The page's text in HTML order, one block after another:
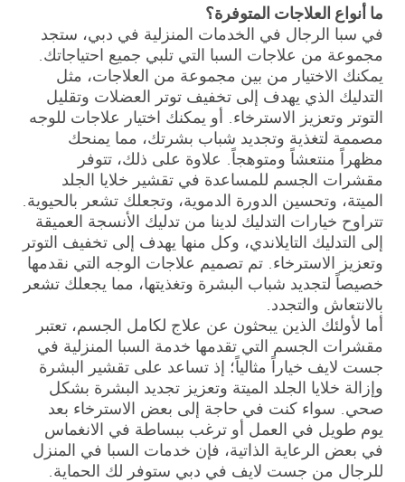
ما أنواع العلاجات المتوفرة؟
في سبا الرجال في الخدمات المنزلية في دبي، ستجد
مجموعة من علاجات السبا التي تلبي جميع احتياجاتك.
يمكنك الاختيار من بين مجموعة من العلاجات، مثل
التدليك الذي يهدف إلى تخفيف توتر العضلات وتقليل
التوتر وتعزيز الاسترخاء. أو يمكنك اختيار علاجات للوجه
مصممة لتغذية وتجديد شباب بشرتك، مما يمنحك
مظهراً منتعشاً ومتوهجاً. علاوة على ذلك، تتوفر
مقشرات الجسم للمساعدة في تقشير خلايا الجلد
الميتة، وتحسين الدورة الدموية، وتجعلك تشعر بالحيوية.
تتراوح خيارات التدليك لدينا من تدليك الأنسجة العميقة
إلى التدليك التايلاندي، وكل منها يهدف إلى تخفيف التوتر
وتعزيز الاسترخاء. تم تصميم علاجات الوجه التي نقدمها
خصيصاً لتجديد شباب البشرة وتغذيتها، مما يجعلك تشعر
بالانتعاش والتجدد.
أما لأولئك الذين يبحثون عن علاج لكامل الجسم، تعتبر
مقشرات الجسم التي تقدمها خدمة السبا المنزلية في
جست لايف خياراً مثالياً؛ إذ تساعد على تقشير البشرة
وإزالة خلايا الجلد الميتة وتعزيز تجديد البشرة بشكل
صحي. سواء كنت في حاجة إلى بعض الاسترخاء بعد
يوم طويل في العمل أو ترغب ببساطة في الانغماس
في بعض الرعاية الذاتية، فإن خدمات السبا في المنزل
للرجال من جست لايف في دبي ستوفر لك الحماية.